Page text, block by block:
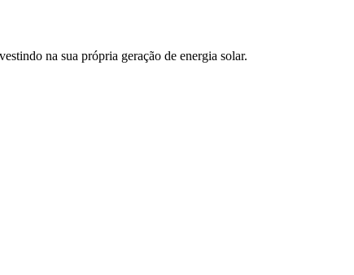
na sua própria geração de energia solar.